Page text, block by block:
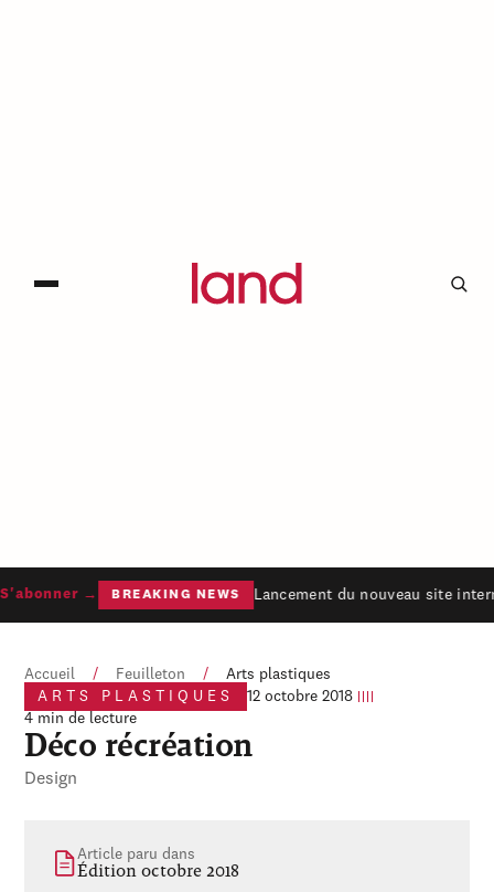
→ BREAKING NEWS Lancement du nouveau site
Accueil / Feuilleton /
Arts plastiques
ARTS PLASTIQUES
12 octobre 2018
4 min de lecture
Déco récréation
Design
Article paru dans
Édition octobre 2018